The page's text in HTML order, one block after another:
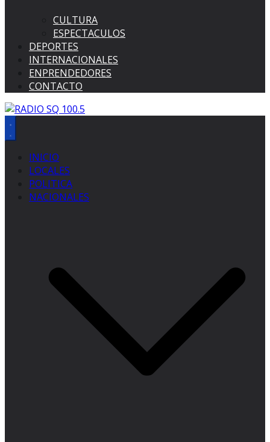
CULTURA
ESPECTACULOS
DEPORTES
INTERNACIONALES
ENPRENDEDORES
CONTACTO
INICIO
LOCALES
POLITICA
NACIONALES